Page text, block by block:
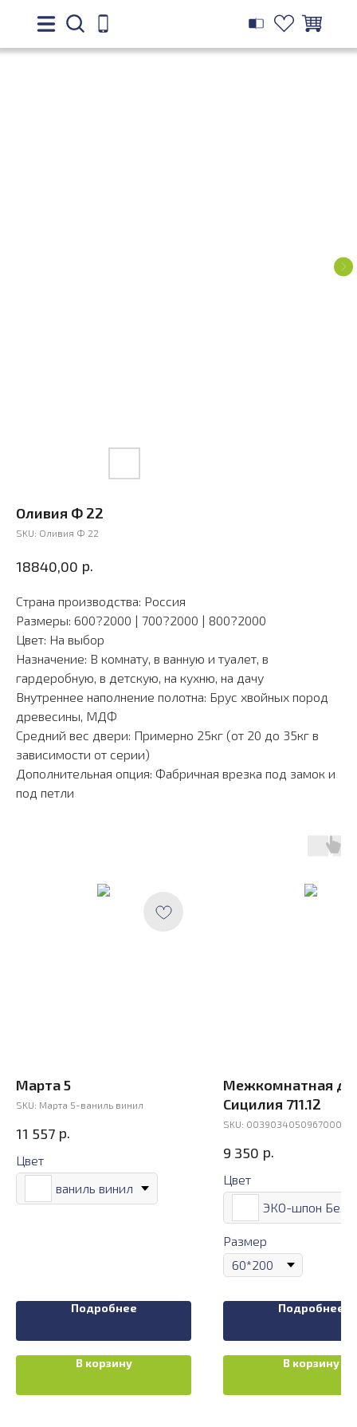
Оливия Ф 22
SKU: Оливия Ф 22
18840,00 р.
Страна производства: Россия
Размеры: 600?2000 | 700?2000 | 800?2000
Цвет: На выбор
Назначение: В комнату, в ванную и туалет, в
гардеробную, в детскую, на кухню, на дачу
Внутреннее наполнение полотна: Брус хвойных пород
древесины, МДФ
Средний вес двери: Примерно 25кг (от 20 до 35кг в
зависимости от серии)
Дополнительная опция: Фабричная врезка под замок и
под петли
Марта 5
SKU: Марта 5-ваниль винил
11 557 р.
Цвет
ваниль винил
Подробнее
В корзину
Межкомнатная
Сицилия 711.12
SKU:
9 350 р.
Цвет
Размер
Подробнее
В корзину